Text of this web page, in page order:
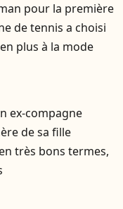
pour la première
de tennis a choisi
plus à la mode
ex-compagne
de sa fille
très bons termes,